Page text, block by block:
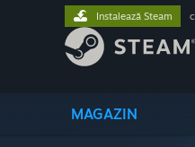
MAGAZIN
Instalează Steam